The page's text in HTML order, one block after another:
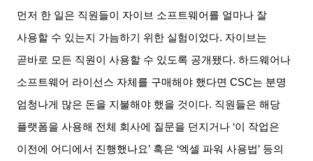
먼저 한 일은 직원들이 자이브 소프트웨어를 얼마나 잘
사용할 수 있는지 가늠하기 위한 실험이었다. 자이브는
곧바로 모든 직원이 사용할 수 있도록 공개됐다.하드웨어나
소프트웨어 라이선스 자체를 구매해야 했다면 CSC는 분명
엄청나게 많은 돈을 지불해야 했을 것이다. 직원들은 해당
플랫폼을 사용해 전체 회사에 질문을 던지거나 ‘이 작업은
이전에 어디에서 진행했나요’ 혹은 ‘엑셀 파워 사용법’ 등의